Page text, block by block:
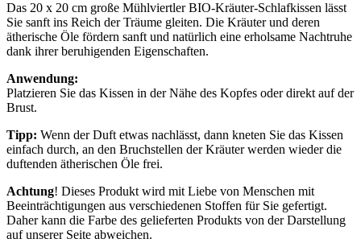
Das 20 x 20 cm große Mühlviertler BIO-Kräuter-Schlafkissen lässt
Sie sanft ins Reich der Träume gleiten. Die Kräuter und deren
ätherische Öle fördern sanft und natürlich eine erholsame Nachtruhe
dank ihrer beruhigenden Eigenschaften.
Anwendung:
Platzieren Sie das Kissen in der Nähe des Kopfes oder direkt auf der
Brust.
Tipp: Wenn der Duft etwas nachlässt, dann kneten Sie das Kissen
einfach durch, an den Bruchstellen der Kräuter werden wieder die
duftenden ätherischen Öle frei.
Achtung! Dieses Produkt wird mit Liebe von Menschen mit
Beeinträchtigungen aus verschiedenen Stoffen für Sie gefertigt.
Daher kann die Farbe des gelieferten Produkts von der Darstellung
auf unserer Seite abweichen.